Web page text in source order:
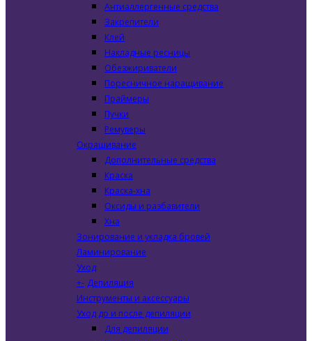
Антиаллергенные средства
Закрепители
Клей
Накладные ресницы
Обезжириватели
Поресничное наращивание
Праймеры
Пучки
Ремуверы
Окрашивание
Дополнительные средства
Краска
Краска-хна
Оксиды и разбавители
Хна
Зонирование и укладка бровей
Ламинирование
Уход
+- Депиляция
Инструменты и аксессуары
Уход до и после депиляции
Для депиляции